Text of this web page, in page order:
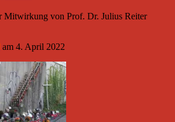
Mitwirkung von Prof. Dr. Julius Reiter
am 4. April 2022